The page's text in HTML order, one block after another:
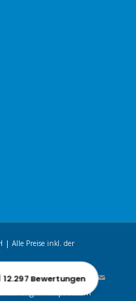
12.297 Bewertungen
| Alle Preise inkl. der
Impressum